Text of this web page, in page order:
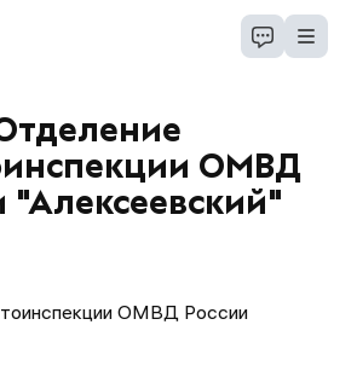
ОМВД
"Алексеевский"
ОМВД России